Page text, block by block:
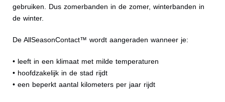
gebruiken. Dus zomerbanden in de zomer, winterbanden in
de winter.
De AllSeasonContact™ wordt aangeraden wanneer je:
• leeft in een klimaat met milde temperaturen
• hoofdzakelijk in de stad rijdt
• een beperkt aantal kilometers per jaar rijdt